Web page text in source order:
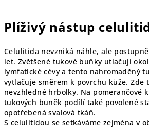
Plíživý nástup
Celulitida nevzniká náhle, ale
let. Zvětšené tukové buňky utlačují
lymfatické cévy a tento nahromaděný
vytlačuje směrem k povrchu kůže. Zde
nevzhledné hrbolky. Na pomerančové
tukových buněk podílí také povolené
opotřebená svalová tkáň.
S celulitidou se setkáváme zejména v